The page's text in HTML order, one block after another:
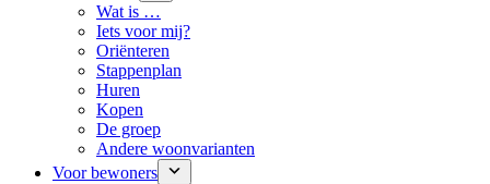
Wat is …
Iets voor mij?
Oriënteren
Stappenplan
Huren
Kopen
De groep
Andere woonvarianten
Voor bewoners